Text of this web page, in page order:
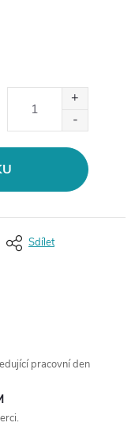
Sdílet
pracovní den